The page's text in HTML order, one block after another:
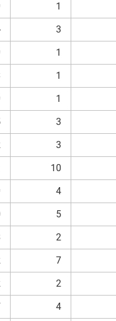
1
3
1
1
1
3
3
10
4
5
2
7
2
4